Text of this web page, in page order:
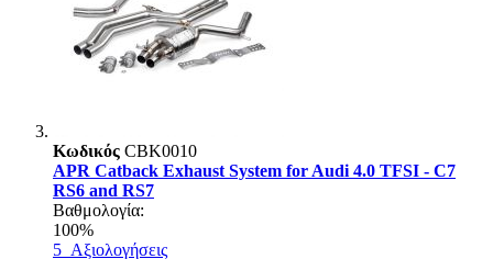
Κωδικός CBK0010
APR Catback Exhaust System for Audi 4.0 TFSI - C7
RS6 and RS7
Βαθμολογία:
100%
5 Αξιολογήσεις